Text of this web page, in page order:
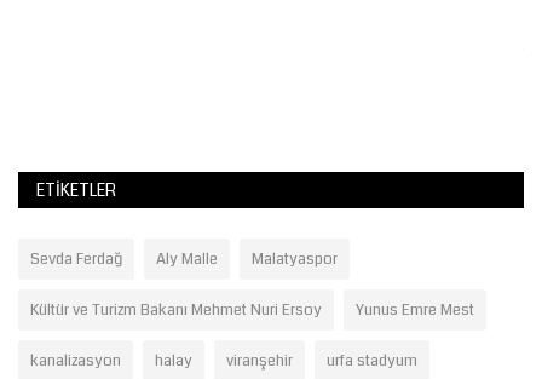
ETIKETLER
Sevda Ferdağ Aly Malle Malatyaspor
Kültür ve Turizm Bakanı Mehmet Nuri Ersoy Yunus Emre Mest
kanalizasyon halay viranşehir urfa stadyum